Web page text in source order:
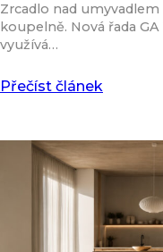
Zrcadlo nad
koupelně. Nová řada GA
využívá…
Přečíst článek